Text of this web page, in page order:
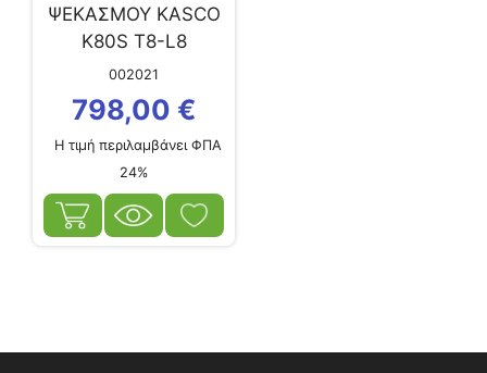
ΨΕΚΑΣΜΟΥ KASCO
K80S Τ8-L8
002021
798,00 €
Η τιμή περιλαμβάνει ΦΠΑ
24%